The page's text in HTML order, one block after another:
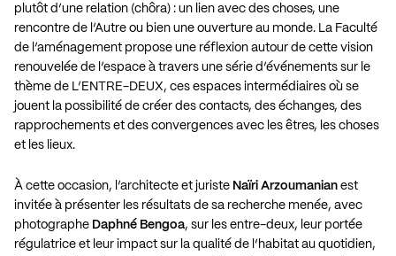
plutôt d’une relation (chôra) : un lien avec des choses, une
rencontre de l’Autre ou bien une ouverture au monde. La Faculté
de l’aménagement propose une réflexion autour de cette vision
renouvelée de l’espace à travers une série d’événements sur le
thème de L’ENTRE-DEUX, ces espaces intermédiaires où se
jouent la possibilité de créer des contacts, des échanges, des
rapprochements et des convergences avec les êtres, les choses
et les lieux.
À cette occasion, l’architecte et juriste Naïri Arzoumanian est
invitée à présenter les résultats de sa recherche menée, avec
photographe Daphné Bengoa, sur les entre-deux, leur portée
régulatrice et leur impact sur la qualité de l’habitat au quotidien,